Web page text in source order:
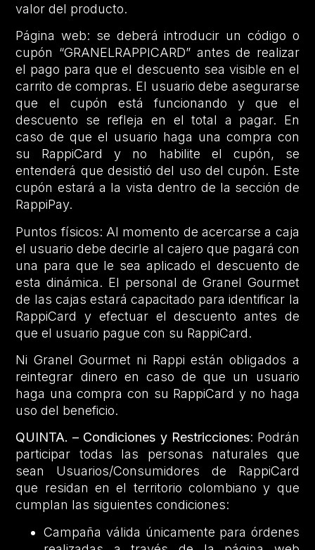
valor del producto.
Página web: se deberá introducir un código o
cupón “GRANELRAPPICARD” antes de realizar
el pago para que el descuento sea visible en el
carrito de compras. El usuario debe asegurarse
que el cupón está funcionando y que el
descuento se refleja en el total a pagar. En
caso de que el usuario haga una compra con
su RappiCard y no habilite el cupón, se
entenderá que desistió del uso del cupón. Este
cupón estará a la vista dentro de la sección de
RappiPay.
Puntos físicos: Al momento de acercarse a caja
el usuario debe decirle al cajero que pagará con
una para que le sea aplicado el descuento de
esta dinámica. El personal de Granel Gourmet
de las cajas estará capacitado para identificar la
RappiCard y efectuar el descuento antes de
que el usuario pague con su RappiCard.
Ni Granel Gourmet ni Rappi están obligados a
reintegrar dinero en caso de que un usuario
haga una compra con su RappiCard y no haga
uso del beneficio.
QUINTA. – Condiciones y Restricciones: Podrán
participar todas las personas naturales que
sean Usuarios/Consumidores de RappiCard
que residan en el territorio colombiano y que
cumplan las siguientes condiciones:
Campaña válida únicamente para órdenes